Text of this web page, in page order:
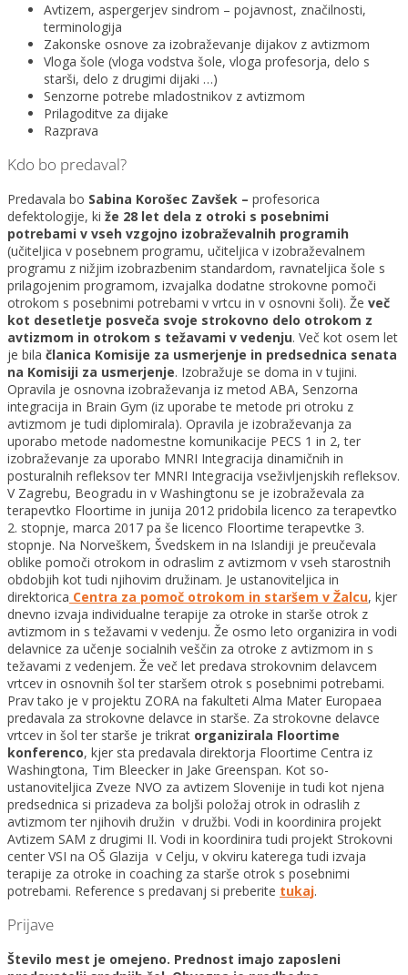
Avtizem, aspergerjev sindrom – pojavnost, značilnosti,
terminologija
Zakonske osnove za izobraževanje dijakov z avtizmom
Vloga šole (vloga vodstva šole, vloga profesorja, delo s
starši, delo z drugimi dijaki …)
Senzorne potrebe mladostnikov z avtizmom
Prilagoditve za dijake
Razprava
Kdo bo predaval?
Predavala bo Sabina Korošec Zavšek – profesorica
defektologije, ki že 28 let dela z otroki s posebnimi
potrebami v vseh vzgojno izobraževalnih programih
(učiteljica v posebnem programu, učiteljica v izobraževalnem
programu z nižjim izobrazbenim standardom, ravnateljica šole s
prilagojenim programom, izvajalka dodatne strokovne pomoči
otrokom s posebnimi potrebami v vrtcu in v osnovni šoli). Že več
kot desetletje posveča svoje strokovno delo otrokom z
avtizmom in otrokom s težavami v vedenju. Več kot osem let
je bila članica Komisije za usmerjenje in predsednica senata
na Komisiji za usmerjenje. Izobražuje se doma in v tujini.
Opravila je osnovna izobraževanja iz metod ABA, Senzorna
integracija in Brain Gym (iz uporabe te metode pri otroku z
avtizmom je tudi diplomirala). Opravila je izobraževanja za
uporabo metode nadomestne komunikacije PECS 1 in 2, ter
izobraževanje za uporabo MNRI Integracija dinamičnih in
posturalnih refleksov ter MNRI Integracija vseživljenjskih refleksov.
V Zagrebu, Beogradu in v Washingtonu se je izobraževala za
terapevtko Floortime in junija 2012 pridobila licenco za terapevtko
2. stopnje, marca 2017 pa še licenco Floortime terapevtke 3.
stopnje. Na Norveškem, Švedskem in na Islandiji je preučevala
oblike pomoči otrokom in odraslim z avtizmom v vseh starostnih
obdobjih kot tudi njihovim družinam. Je ustanoviteljica in
direktorica Centra za pomoč otrokom in staršem v Žalcu, kjer
dnevno izvaja individualne terapije za otroke in starše otrok z
avtizmom in s težavami v vedenju. Že osmo leto organizira in vodi
delavnice za učenje socialnih veščin za otroke z avtizmom in s
težavami z vedenjem. Že več let predava strokovnim delavcem
vrtcev in osnovnih šol ter staršem otrok s posebnimi potrebami.
Prav tako je v projektu ZORA na fakulteti Alma Mater Europaea
predavala za strokovne delavce in starše. Za strokovne delavce
vrtcev in šol ter starše je trikrat organizirala Floortime
konferenco, kjer sta predavala direktorja Floortime Centra iz
Washingtona, Tim Bleecker in Jake Greenspan. Kot so-
ustanoviteljica Zveze NVO za avtizem Slovenije in tudi kot njena
predsednica si prizadeva za boljši položaj otrok in odraslih z
avtizmom ter njihovih družin v družbi. Vodi in koordinira projekt
Avtizem SAM z drugimi II. Vodi in koordinira tudi projekt Strokovni
center VSI na OŠ Glazija v Celju, v okviru katerega tudi izvaja
terapije za otroke in coaching za starše otrok s posebnimi
potrebami. Reference s predavanj si preberite tukaj.
Prijave
Število mest je omejeno. Prednost imajo zaposleni